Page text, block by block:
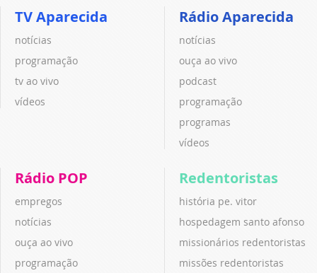
TV Aparecida
notícias
programação
tv ao vivo
vídeos
Rádio Aparecida
notícias
ouça ao vivo
podcast
programação
programas
vídeos
Rádio POP
empregos
notícias
ouça ao vivo
programação
Redentoristas
história pe. vitor
hospedagem santo afonso
missionários redentoristas
missões redentoristas